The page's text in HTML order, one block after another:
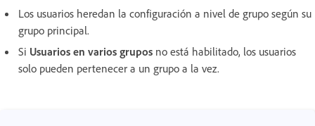
Los usuarios heredan la configuración a nivel de grupo según su
grupo principal.
Si Usuarios en varios grupos no está habilitado, los usuarios
solo pueden pertenecer a un grupo a la vez.